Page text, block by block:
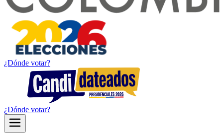
¿Dónde votar?
¿Dónde votar?